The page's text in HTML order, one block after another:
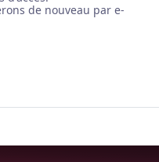
de nouveau par e-